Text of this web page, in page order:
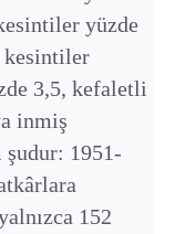
yüzde
kesintiler
3,5, kefaletli
inmiş
şudur: 1951-
152